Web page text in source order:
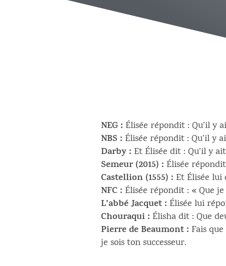
NEG : Élisée répondit : Qu’il y
NBS : Élisée répondit : Qu’il y
Darby : Et Élisée dit : Qu’il y
Semeur (2015) : Élisée
Castellion (1555) : Et Élisée lui
NFC : Élisée répondit : « Que
L’abbé Jacquet : Élisée lui
Chouraqui : Élisha dit : Que
Pierre de Beaumont : Fais
je sois ton successeur.